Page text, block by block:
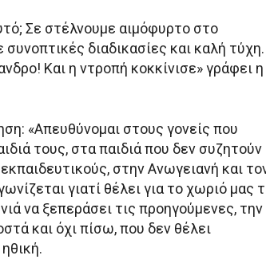
Σε στέλνουμε αιμόφυρτο στο
διαδικασίες και καλή τύχη.
Και η ντροπή κοκκίνισε» γράφει η
«Απευθύνομαι στους γονείς που
τους, στα παιδιά που δεν συζητούν
στην Ανωγειανή και
γιατί θέλει για το χωριό μας
να ξεπεράσει τις προηγούμενες, την
και όχι πίσω, που δεν θέλει